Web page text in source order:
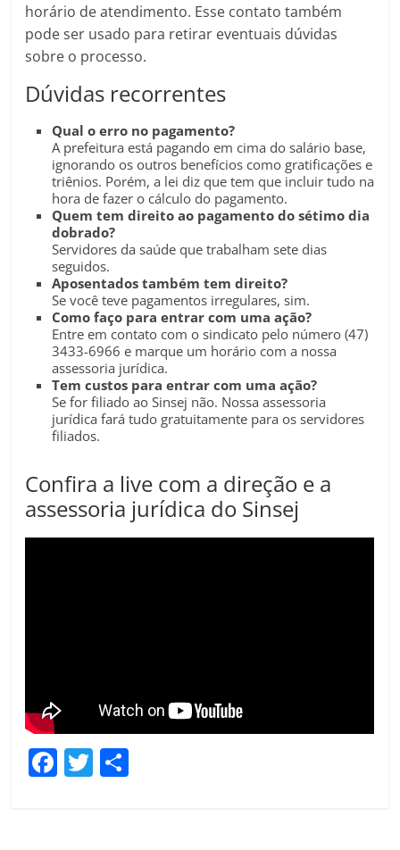
horário de atendimento. Esse contato também
pode ser usado para retirar eventuais dúvidas
sobre o processo.
Dúvidas recorrentes
Qual o erro no pagamento?
A prefeitura está pagando em cima do salário base,
ignorando os outros benefícios como gratificações e
triênios. Porém, a lei diz que tem que incluir tudo na
hora de fazer o cálculo do pagamento.
Quem tem direito ao pagamento do sétimo dia
dobrado?
Servidores da saúde que trabalham sete dias
seguidos.
Aposentados também tem direito?
Se você teve pagamentos irregulares, sim.
Como faço para entrar com uma ação?
Entre em contato com o sindicato pelo número (47)
3433-6966 e marque um horário com a nossa
assessoria jurídica.
Tem custos para entrar com uma ação?
Se for filiado ao Sinsej não. Nossa assessoria
jurídica fará tudo gratuitamente para os servidores
filiados.
Confira a live com a direção e a
assessoria jurídica do Sinsej
F T